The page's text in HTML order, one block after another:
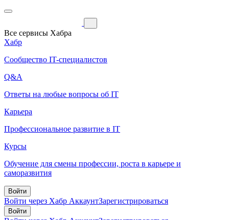
Все сервисы Хабра
Хабр
Сообщество IT-специалистов
Q&A
Ответы на любые вопросы об IT
Карьера
Профессиональное развитие в IT
Курсы
Обучение для смены профессии, роста в карьере и
саморазвития
Войти
Войти через Хабр АккаунтЗарегистрироваться
Войти